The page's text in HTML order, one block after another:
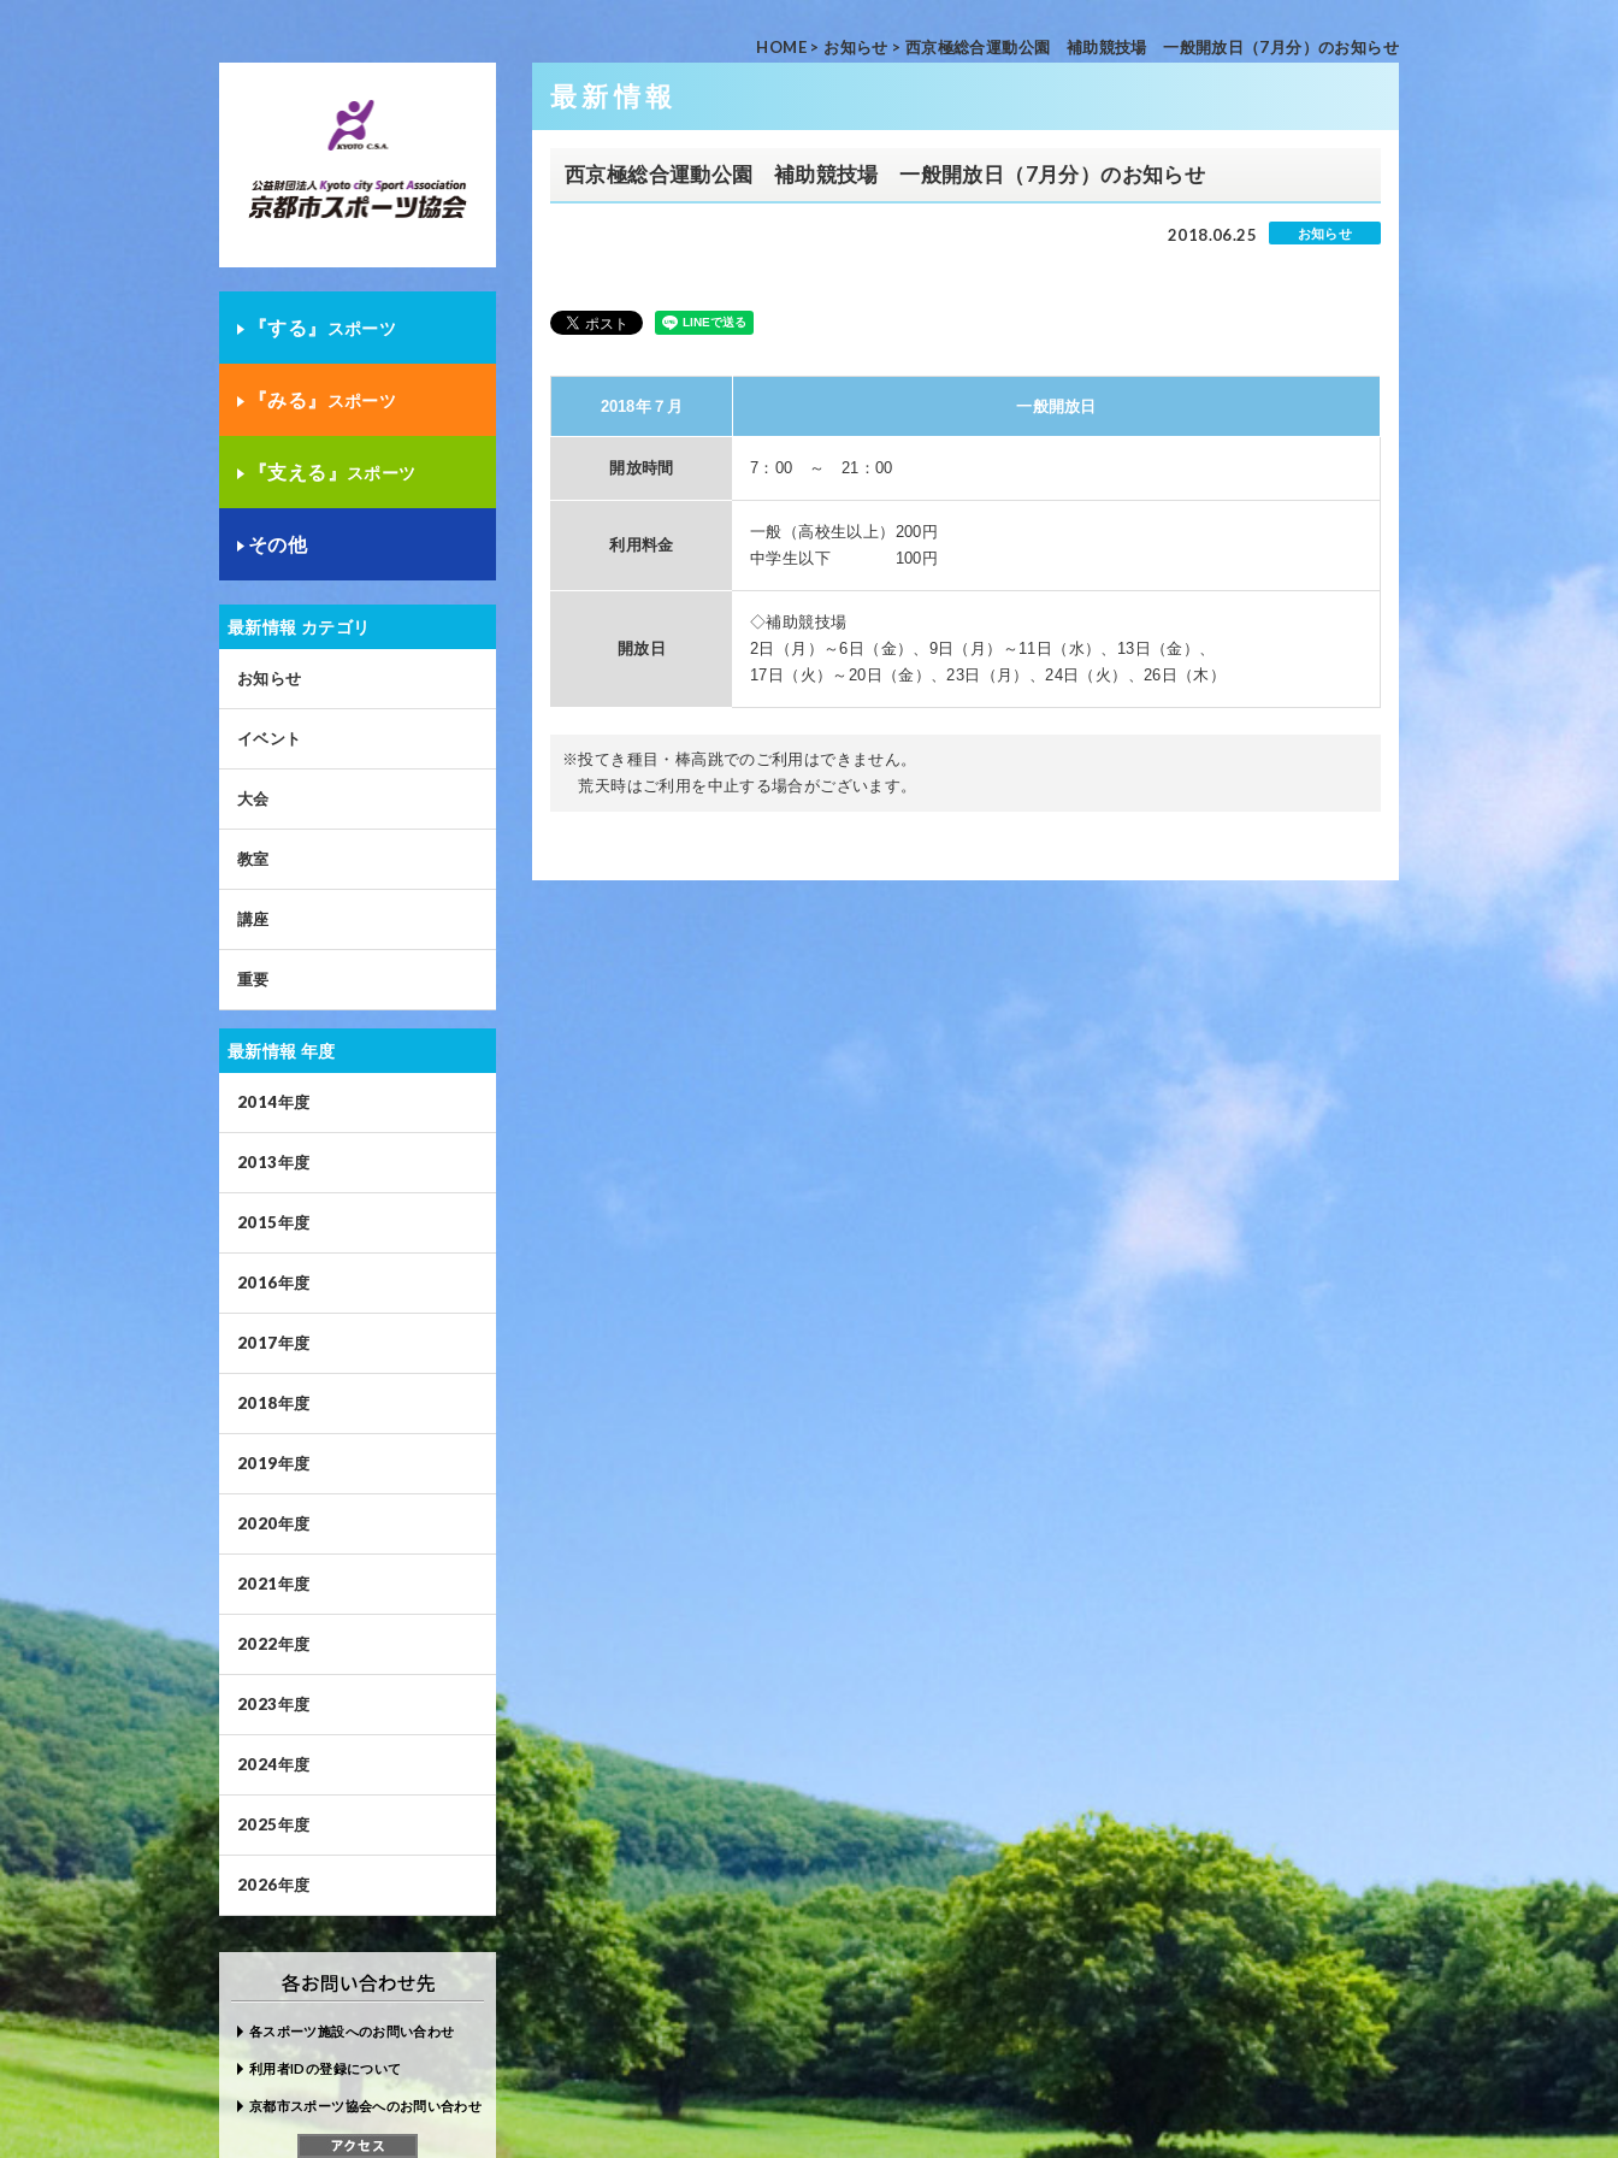
HOME > お知らせ > 西京極総合運動公園 補助競技場 一般開放日（7月分）のお知らせ
最新情報
西京極総合運動公園 補助競技場 一般開放日（7月分）のお知らせ
2018.06.25 お知らせ
2018年７月 一般開放日
開放時間 7：00 ～ 21：00
利用料金
一般（高校生以上）200円
中学生以下 100円
開放日
◇補助競技場
2日（月）～6日（金）、9日（月）～11日（水）、13日（金）、
17日（火）～20日（金）、23日（月）、24日（火）、26日（木）
※投てき種目・棒高跳でのご利用はできません。
荒天時はご利用を中止する場合がございます。
『する』 スポーツ
『みる』 スポーツ
『支える』 スポーツ
その他
最新情報 カテゴリ
お知らせ
イベント
大会
教室
講座
重要
最新情報 年度
2014年度
2013年度
2015年度
2016年度
2017年度
2018年度
2019年度
2020年度
2021年度
2022年度
2023年度
2024年度
2025年度
2026年度
各スポーツ施設へのお問い合わせ
利用者IDの登録について
京都市スポーツ協会へのお問い合わせ